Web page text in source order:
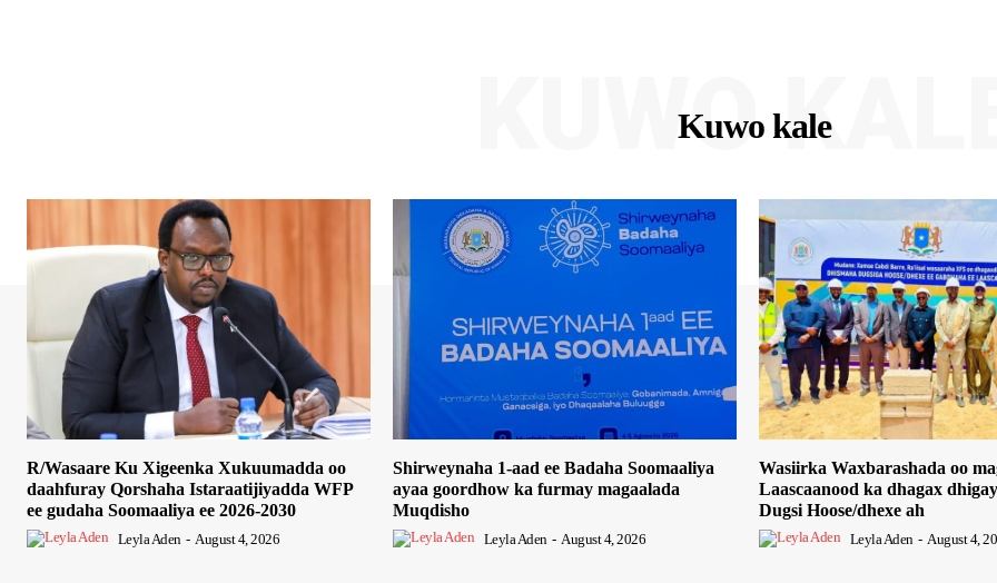
Kuwo kale
KUWO KALE
R/Wasaare Ku Xigeenka Xukuumadda oo
daahfuray Qorshaha Istaraatijiyadda WFP
ee gudaha Soomaaliya ee 2026-2030
Leyla Aden - August 4, 2026
Shirweynaha 1-aad ee Badaha Soomaaliya
ayaa goordhow ka furmay magaalada
Muqdisho
Leyla Aden - August 4, 2026
Wasiirka Waxbarashada oo
Laascaanood ka dhagax
Dugsi Hoose/dhexe ah
Leyla Aden - August 4,